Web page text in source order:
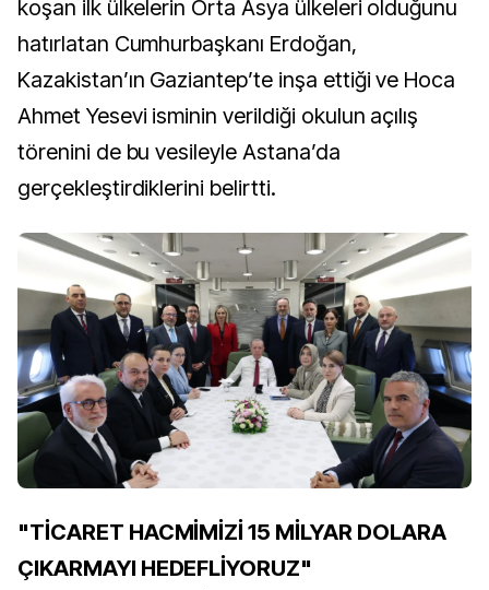
koşan ilk ülkelerin Orta Asya ülkeleri olduğunu
hatırlatan Cumhurbaşkanı Erdoğan,
Kazakistan’ın Gaziantep’te inşa ettiği ve Hoca
Ahmet Yesevi isminin verildiği okulun açılış
törenini de bu vesileyle Astana’da
gerçekleştirdiklerini belirtti.
"TİCARET HACMİMİZİ 15 MİLYAR DOLARA
ÇIKARMAYI HEDEFLİYORUZ"